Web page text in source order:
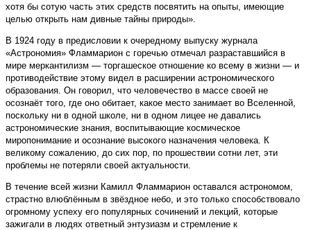
хотя бы сотую часть этих средств посвятить на опыты, имеющие
целью открыть нам дивные тайны природы».
В 1924 году в предисловии к очередному выпуску журнала
«Астрономия» Фламмарион с горечью отмечал разраставшийся в
мире меркантилизм — торгашеское отношение ко всему в жизни — и
противодействие этому видел в расширении астрономического
образования. Он говорил, что человечество в массе своей не
осознаёт того, где оно обитает, какое место занимает во Вселенной,
поскольку ни в одной школе, ни в одном лицее не давались
астрономические знания, воспитывающие космическое
миропонимание и осознание высокого назначения человека. К
великому сожалению, до сих пор, по прошествии сотни лет, эти
проблемы не потеряли своей актуальности.
В течение всей жизни Камилл Фламмарион оставался астрономом,
страстно влюблённым в звёздное небо, и это только способствовало
огромному успеху его популярных сочинений и лекций, которые
зажигали в людях ответный энтузиазм и стремление к